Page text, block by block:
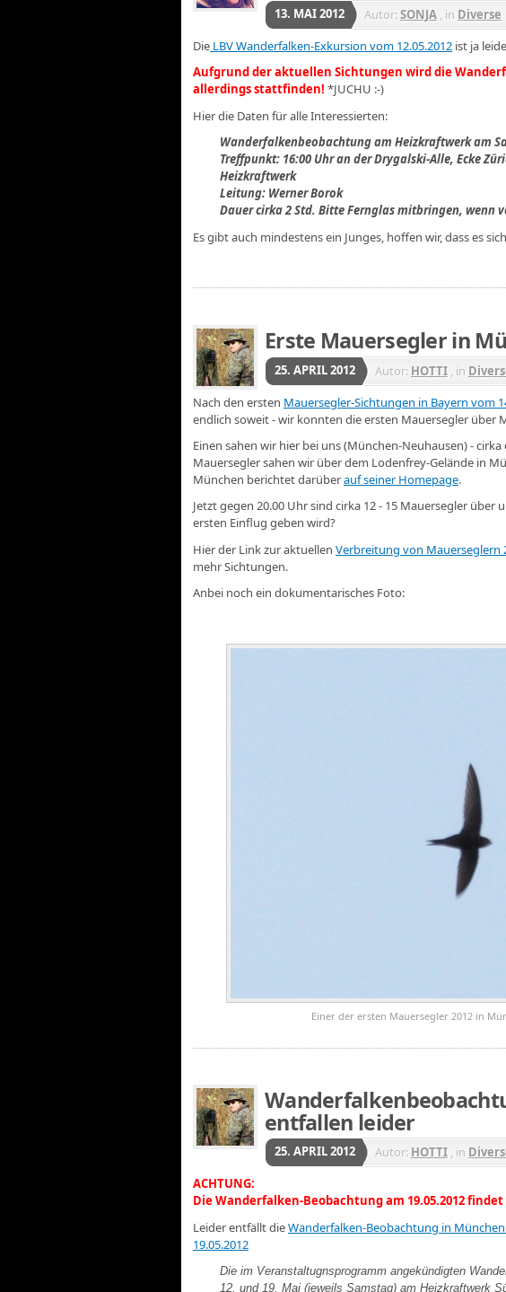
13. MAI 2012 Autor:SONJA , in Diverse
Die LBV Wanderfalken-Exkursion vom 12.05.2012 ist ja
Aufgrund der aktuellen Sichtungen wird die
allerdings stattfinden! *JUCHU :-)
Hier die Daten für alle Interessierten:
Wanderfalkenbeobachtung am Heizkraftwerk am
Treffpunkt: 16:00 Uhr an der Drygalski-Alle, Ecke
Heizkraftwerk
Leitung: Werner Borok
Dauer cirka 2 Std. Bitte Fernglas mitbringen, wenn
Es gibt auch mindestens ein Junges, hoffen wir, dass es
Erste Mauersegler in
25. APRIL 2012 Autor: HOTTI , in
Nach den ersten Mauersegler-Sichtungen in Bayern vom
endlich soweit - wir konnten die ersten Mauersegler über
Einen sahen wir hier bei uns (München-Neuhausen) -
Mauersegler sahen wir über dem Lodenfrey-Gelände in
München berichtet darüberauf seiner Homepage.
Jetzt gegen 20.00 Uhr sind cirka 12 - 15 Mauersegler über
ersten Einflug geben wird?
Hier der Link zur aktuellen Verbreitung von Mauerseglern
mehr Sichtungen.
Anbei noch ein dokumentarisches Foto:
Einer der ersten Mauersegler 2012 in
entfallen leider
25. APRIL 2012 Autor: HOTTI , in
ACHTUNG:
Die Wanderfalken-Beobachtung am 19.05.2012
Leider entfällt dieWanderfalken-Beobachtung in
19.05.2012
Die im Veranstaltugnsprogramm angekündigten
12. und 19. Mai (jeweils Samstag) am Heizkraftwerk